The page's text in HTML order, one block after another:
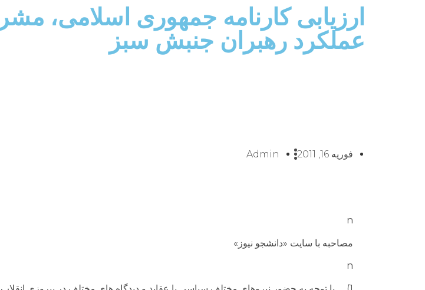
ارزیابی کارنامه جمهوری اسلامی،
عملکرد رهبران جنبش سبز
فوریه 16, 2011 Admin
n
مصاحبه با سایت «دانشجو نیوز»
n